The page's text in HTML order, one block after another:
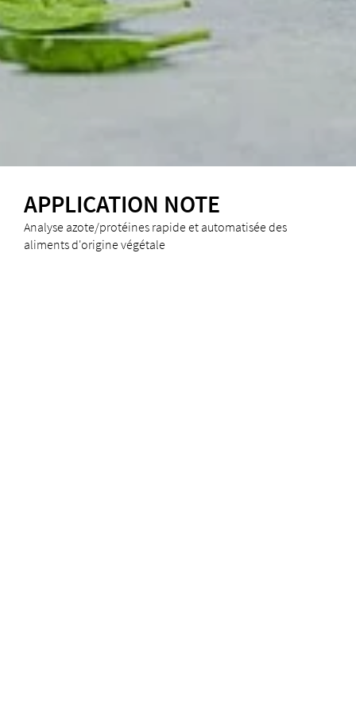
APPLICATION NOTE
Analyse azote/protéines rapide et automatisée des
aliments d'origine végétale